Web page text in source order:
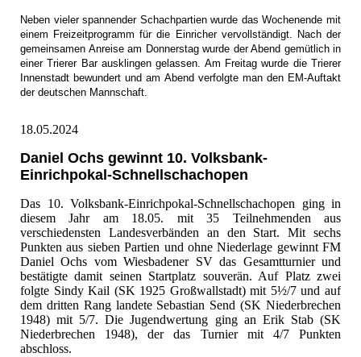
Neben vieler spannender Schachpartien wurde das Wochenende mit
einem Freizeitprogramm für die Einricher vervollständigt. Nach der
gemeinsamen Anreise am Donnerstag wurde der Abend gemütlich in
einer Trierer Bar ausklingen gelassen. Am Freitag wurde die Trierer
Innenstadt bewundert und am Abend verfolgte man den EM-Auftakt
der deutschen Mannschaft.
18.05.2024
Daniel Ochs gewinnt 10. Volksbank-
Einrichpokal-Schnellschachopen
Das 10. Volksbank-Einrichpokal-Schnellschachopen ging in
diesem Jahr am 18.05. mit 35 Teilnehmenden aus
verschiedensten Landesverbänden an den Start. Mit sechs
Punkten aus sieben Partien und ohne Niederlage gewinnt FM
Daniel Ochs vom Wiesbadener SV das Gesamtturnier und
bestätigte damit seinen Startplatz souverän. Auf Platz zwei
folgte Sindy Kail (SK 1925 Großwallstadt) mit 5½/7 und auf
dem dritten Rang landete Sebastian Send (SK Niederbrechen
1948) mit 5/7. Die Jugendwertung ging an Erik Stab (SK
Niederbrechen 1948), der das Turnier mit 4/7 Punkten
abschloss.